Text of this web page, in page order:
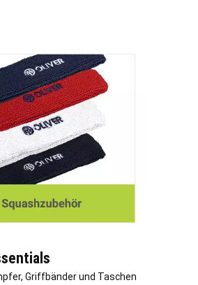
Griffbänder und Taschen